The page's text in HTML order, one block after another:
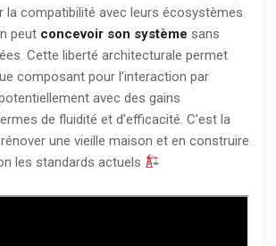
la compatibilité avec leurs écosystèmes
peut concevoir son système sans
Cette liberté architecturale permet
composant pour l’interaction par
avec des gains
de fluidité et d’efficacité. C’est la
une vieille maison et en construire
les standards actuels